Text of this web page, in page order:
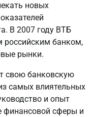
новых
В 2007 году ВТБ
российским банком,
рынки.
свою банковскую
самых влиятельных
и опыт
финансовой сферы и